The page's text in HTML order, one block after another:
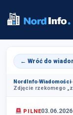
← Wróć do
NordInfo›Wiadomości›
Zdjęcie rzekomego
PILNE